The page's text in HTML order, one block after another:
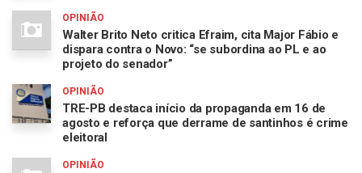
OPINIÃO
Walter Brito Neto critica Efraim, cita Major Fábio e
dispara contra o Novo: “se subordina ao PL e ao
projeto do senador”
OPINIÃO
TRE-PB destaca início da propaganda em 16 de
agosto e reforça que derrame de santinhos é crime
eleitoral
OPINIÃO